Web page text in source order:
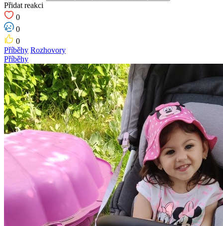
Přidat reakci
0
0
0
Příběhy Rozhovory
Příběhy